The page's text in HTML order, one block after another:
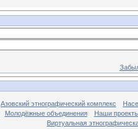
Азовский этнографический комплекс
Молодёжные объединения
Наши
Виртуальная